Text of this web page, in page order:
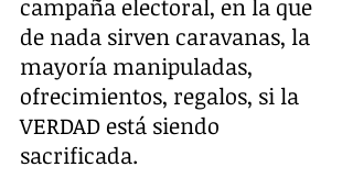
campaña electoral, en la que
de nada sirven caravanas, la
mayoría manipuladas,
ofrecimientos, regalos, si la
VERDAD está siendo
sacrificada.